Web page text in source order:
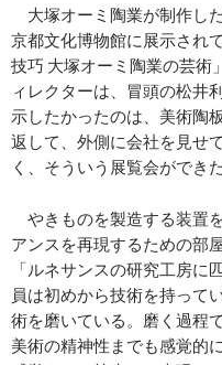
大塚オーミ陶業が制作し
京都文化博物館に展示され
技巧 大塚オーミ陶業の芸術
ィレクターは、冒頭の松井
示したかったのは、美術陶
返して、外側に会社を見せ
く、そういう展覧会ができ
やきものを製造する装置
アンスを再現するための部
「ルネサンスの研究工房に
員は初めから技術を持って
術を磨いている。磨く過程
美術の精神性までも感覚的